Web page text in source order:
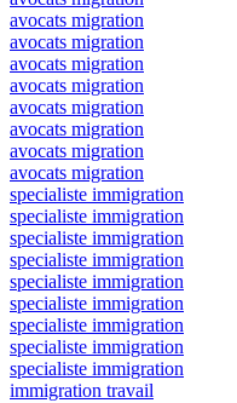
avocats migration
avocats migration
avocats migration
avocats migration
avocats migration
avocats migration
avocats migration
avocats migration
specialiste immigration
specialiste immigration
specialiste immigration
specialiste immigration
specialiste immigration
specialiste immigration
specialiste immigration
specialiste immigration
specialiste immigration
immigration travail